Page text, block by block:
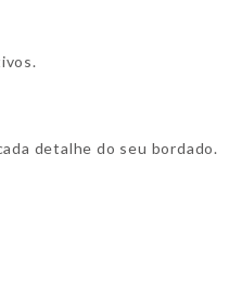
detalhe do seu bordado.